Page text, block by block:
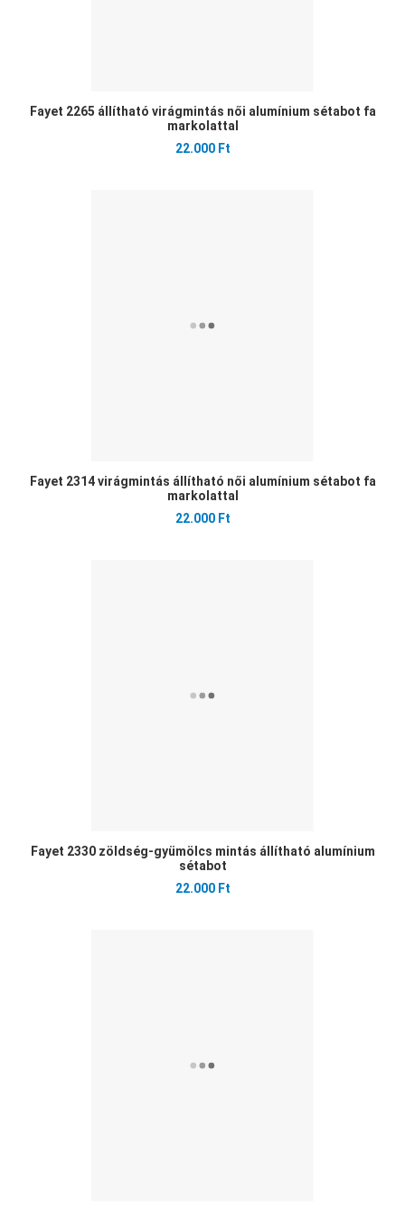
Fayet 2265 állítható virágmintás női alumínium sétabot fa
markolattal
22.000 Ft
Fayet 2314 virágmintás állítható női alumínium sétabot fa
markolattal
22.000 Ft
Fayet 2330 zöldség-gyümölcs mintás állítható alumínium
sétabot
22.000 Ft